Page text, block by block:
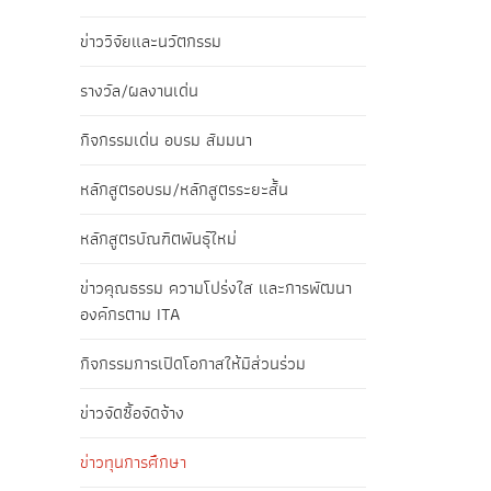
ข่าววิจัยและนวัตกรรม
รางวัล/ผลงานเด่น
กิจกรรมเด่น อบรม สัมมนา
หลักสูตรอบรม/หลักสูตรระยะสั้น
หลักสูตรบัณฑิตพันธุ์ใหม่
ข่าวคุณธรรม ความโปร่งใส และการพัฒนา
องค์กรตาม ITA
กิจกรรมการเปิดโอกาสให้มีส่วนร่วม
ข่าวจัดซื้อจัดจ้าง
ข่าวทุนการศึกษา